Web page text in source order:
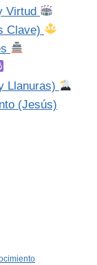
Virtud
Clave)
Llanuras)
(Jesús)